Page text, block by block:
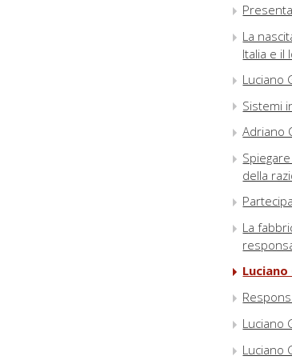
La
Italia e il
Luciano
Sistemi
Adriano
della
La
Luciano
Luciano